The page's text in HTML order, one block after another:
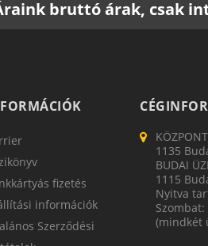
bruttó árak, csak
fizetés
információk
Szerződési
1135
BUDAI
1115
Nyitva
(mindkét